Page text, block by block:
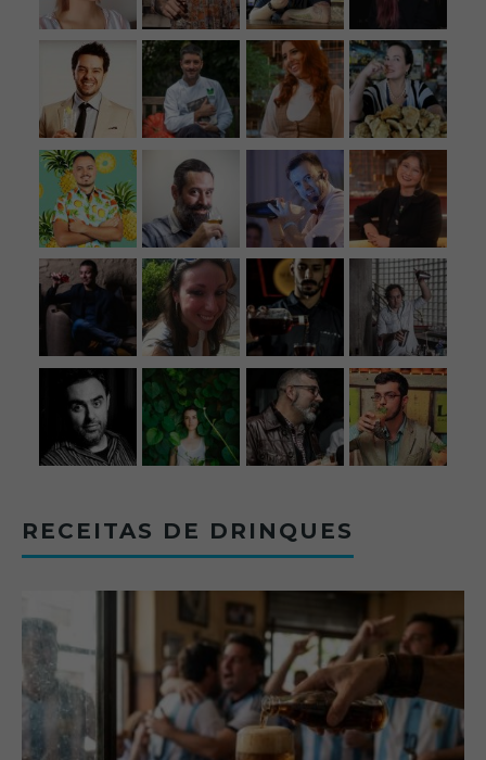
RECEITAS DE DRINQUES